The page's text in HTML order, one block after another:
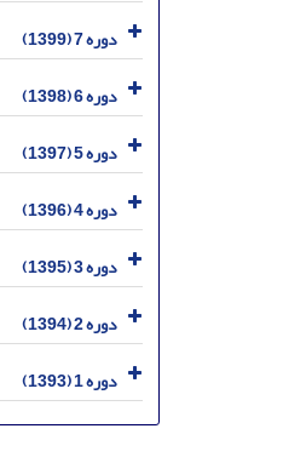
دوره 7 (1399)
دوره 6 (1398)
دوره 5 (1397)
دوره 4 (1396)
دوره 3 (1395)
دوره 2 (1394)
دوره 1 (1393)